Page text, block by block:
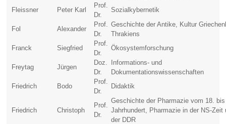
Fleissner
Peter Karl
Prof.
Dr.
Sozialkybernetik
Fol Alexander
Prof.
Dr.
Geschichte der Antike, Kultur
Thrakiens
Franck
Siegfried
Prof.
Dr.
Ökosystemforschung
Freytag Jürgen
Doz.
Dr.
Informations- und
Dokumentationswissenschaften
Friedrich
Bodo
Prof.
Dr.
Didaktik
Friedrich Christoph
Prof.
Dr.
Geschichte der Pharmazie vom 18.
Jahrhundert, Pharmazie in der NS-Zeit
der DDR